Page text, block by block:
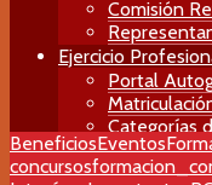
Comisión
Ejercicio
Portal
Categorías
Traspasos y
BeneficiosEventos
concursos